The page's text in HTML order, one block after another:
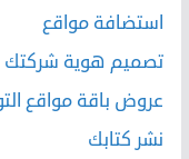
استضافة مواقع
تصميم هوية شركتك
عروض باقة مواقع
نشر كتابك